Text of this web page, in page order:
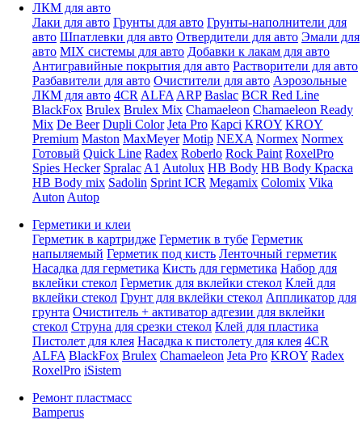
ЛКМ для авто
Лаки для авто Грунты для авто Грунты-наполнители для
авто Шпатлевки для авто Отвердители для авто Эмали для
авто MIX системы для авто Добавки к лакам для авто
Антигравийные покрытия для авто Растворители для авто
Разбавители для авто Очистители для авто Аэрозольные
ЛКМ для авто 4CR ALFA ARP Baslac BCR Red Line
BlackFox Brulex Brulex Mix Chamaeleon Chamaeleon Ready
Mix De Beer Dupli Color Jeta Pro Kapci KROY KROY
Premium Maston MaxMeyer Motip NEXA Normex Normex
Готовый Quick Line Radex Roberlo Rock Paint RoxelPro
Spies Hecker Spralac A1 Autolux HB Body HB Body Краска
HB Body mix Sadolin Sprint ICR Megamix Colomix Vika
Auton Autop
Герметики и клеи
Герметик в картридже Герметик в тубе Герметик
напыляемый Герметик под кисть Ленточный герметик
Насадка для герметика Кисть для герметика Набор для
вклейки стекол Герметик для вклейки стекол Клей для
вклейки стекол Грунт для вклейки стекол Аппликатор для
грунта Очиститель + активатор адгезии для вклейки
стекол Струна для срезки стекол Клей для пластика
Пистолет для клея Насадка к пистолету для клея 4CR
ALFA BlackFox Brulex Chamaeleon Jeta Pro KROY Radex
RoxelPro iSistem
Ремонт пластмасс
Bamperus